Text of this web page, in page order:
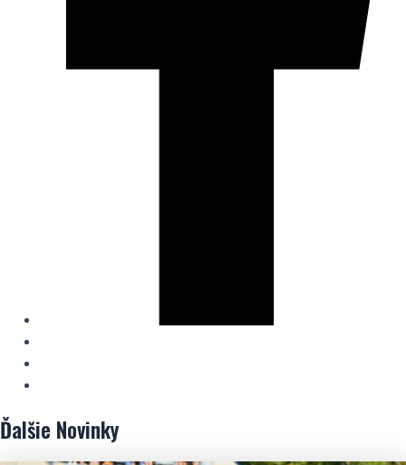
Ďalšie Novinky